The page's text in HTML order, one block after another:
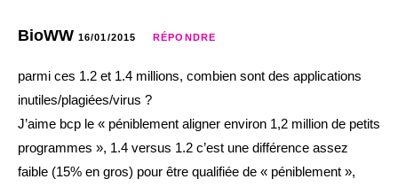
BioWW 16/01/2015 RÉPONDRE
parmi ces 1.2 et 1.4 millions, combien sont des applications
inutiles/plagiées/virus ?
J’aime bcp le « péniblement aligner environ 1,2 million de petits
programmes », 1.4 versus 1.2 c’est une différence assez
faible (15% en gros) pour être qualifiée de « péniblement »,